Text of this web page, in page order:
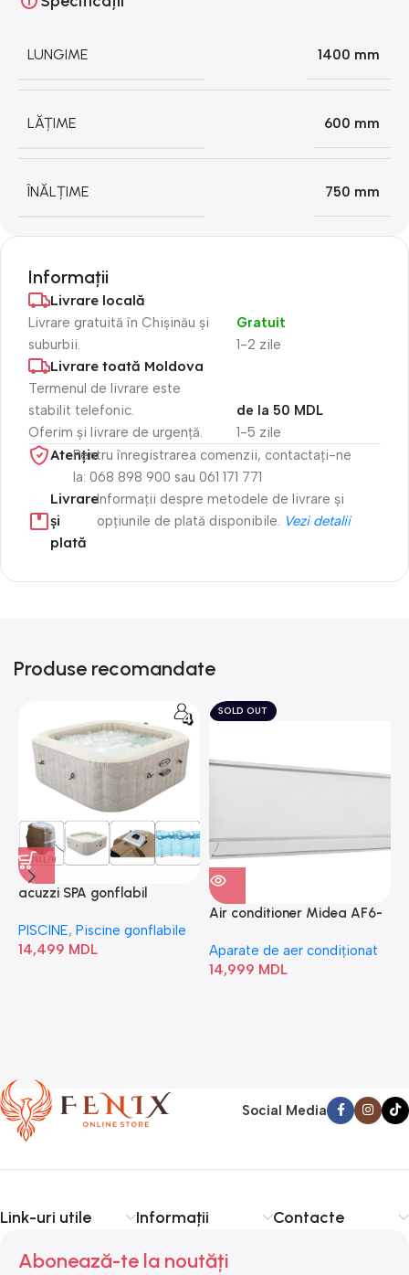
LUNGIME 1400 mm
LĂȚIME 600 mm
ÎNĂLȚIME 750 mm
Informații
Livrare locală
Livrare gratuită în Chișinău și
suburbii.
1-2 zile
Gratuit
Livrare toată Moldova
Termenul de livrare este
stabilit telefonic.
Oferim și livrare de urgență.
1-5 zile
de la 50 MDL
Atenție​Pentru înregistrarea comenzii, contactați-ne
la: 068 898 900 sau 061 171 771
Livrare
și
plată
Informații despre metodele de livrare și
opțiunile de plată disponibile. Vezi detalii
Produse recomandate
acuzzi SPA gonflabil
Bubble” 28446
PISCINE, Piscine gonflabile
14,499 MDL
SOLD OUT
Air conditioner Midea AF6-
Aparate de aer condiționat
14,999 MDL
Social Media
Link-uri utile Informații Contacte
Abonează-te la noutăți